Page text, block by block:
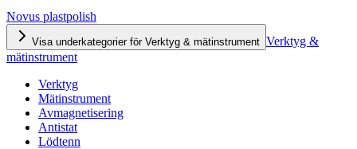
Novus plastpolish
Visa underkategorier för Verktyg & mätinstrument Verktyg &
mätinstrument
Verktyg
Mätinstrument
Avmagnetisering
Antistat
Lödtenn